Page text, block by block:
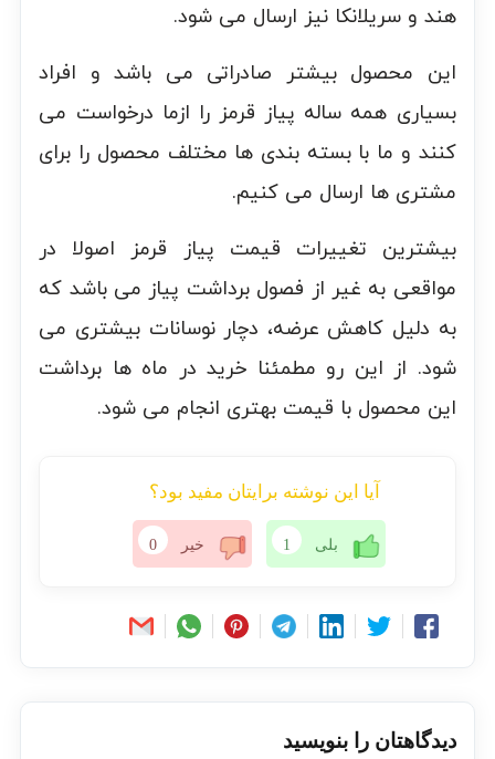
هند و سریلانکا نیز ارسال می شود.
این محصول بیشتر صادراتی می باشد و افراد
بسیاری همه ساله پیاز قرمز را ازما درخواست می
کنند و ما با بسته بندی ها مختلف محصول را برای
مشتری ها ارسال می کنیم.
بیشترین تغییرات قیمت پیاز قرمز اصولا در
مواقعی به غیر از فصول برداشت پیاز می باشد که
به دلیل کاهش عرضه، دچار نوسانات بیشتری می
شود. از این رو مطمئنا خرید در ماه ها برداشت
این محصول با قیمت بهتری انجام می شود.
آیا این نوشته برایتان مفید بود؟
بلی 1 خیر 0
دیدگاهتان را بنویسید